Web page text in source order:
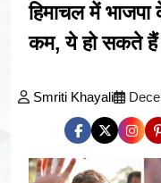
हिमाचल में
कम, ये हो सकते हैं
Smriti Khayali